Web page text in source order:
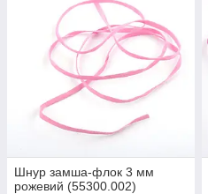
Шнур замша-флок 3 мм
рожевий (55300.002)